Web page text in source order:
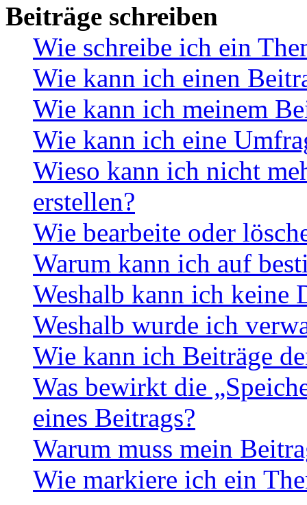
Beiträge schreiben
Wie schreibe ich ein
Wie kann ich einen
Wie kann ich meinem
Wie kann ich eine
Wieso kann ich nicht
erstellen?
Wie bearbeite oder
Warum kann ich auf
Weshalb kann ich keine
Weshalb wurde ich
Wie kann ich Beiträge
Was bewirkt die
eines Beitrags?
Warum muss mein
Wie markiere ich ein